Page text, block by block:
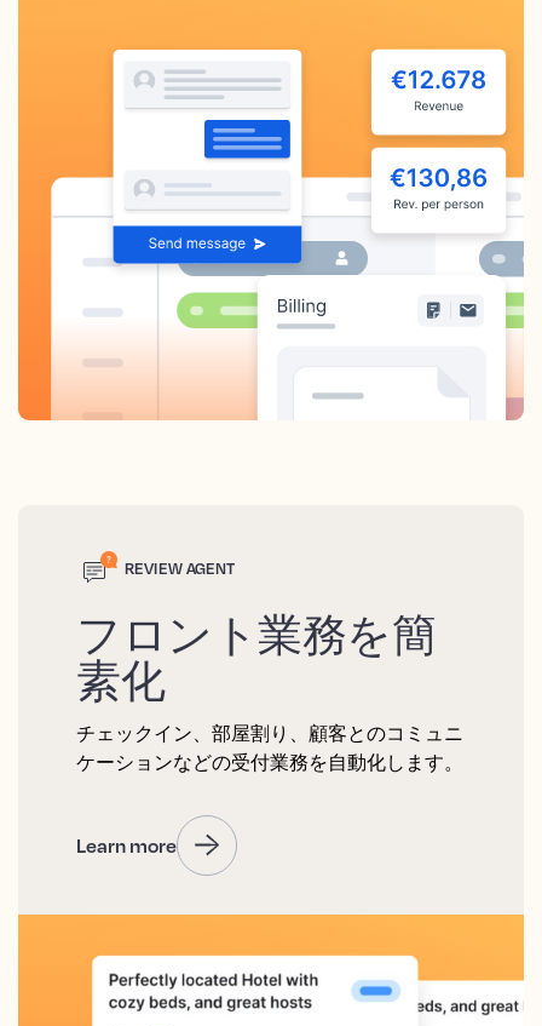
REVIEW AGENT
フロント業務を簡
素化
チェックイン、部屋割り、顧客とのコミュニ
ケーションなどの受付業務を自動化します。
Learn more